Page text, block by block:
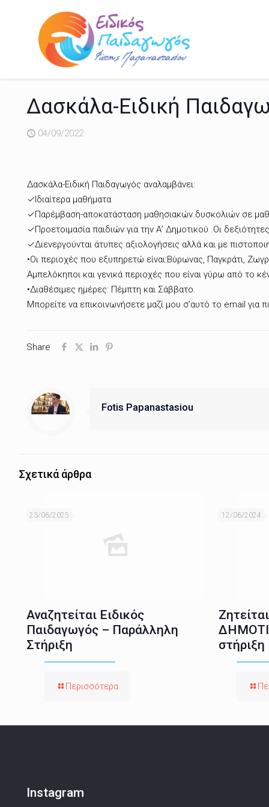
Δασκάλα-Ειδική
04/09/2022
Δασκάλα-Ειδική Παιδαγωγός αναλαμβάνει:
✓Ιδιαίτερα μαθήματα
✓Παρέμβαση-αποκατάσταση μαθησιακών δυσκολιών σε
✓Προετοιμασία παιδιών για την Α’ Δημοτικού .Οι
✓Διενεργούνται άτυπες αξιολογήσεις αλλά και με
•Οι περιοχές που εξυπηρετώ είναι:Βύρωνας, Παγκράτι,
Αμπελόκηποι και γενικά περιοχές που είναι γύρω από το
•Διαθέσιμες ημέρες: Πέμπτη και Σάββατο.
Μπορείτε να επικοινωνήσετε μαζί μου σ’αυτό το email
Share
Fotis Papanastasiou
Σχετικά άρθρα
23/06/2025
Αναζητείται Ειδικός
Παιδαγωγός – Παράλληλη
Στήριξη
Περισσότερα
12/06/2024
στήριξη
Instagram